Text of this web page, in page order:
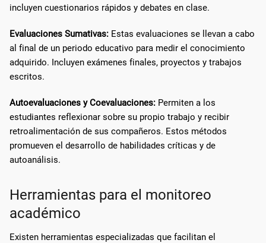
incluyen cuestionarios rápidos y debates en clase.
Evaluaciones Sumativas: Estas evaluaciones se llevan a cabo
al final de un periodo educativo para medir el conocimiento
adquirido. Incluyen exámenes finales, proyectos y trabajos
escritos.
Autoevaluaciones y Coevaluaciones: Permiten a los
estudiantes reflexionar sobre su propio trabajo y recibir
retroalimentación de sus compañeros. Estos métodos
promueven el desarrollo de habilidades críticas y de
autoanálisis.
Herramientas para el monitoreo
académico
Existen herramientas especializadas que facilitan el